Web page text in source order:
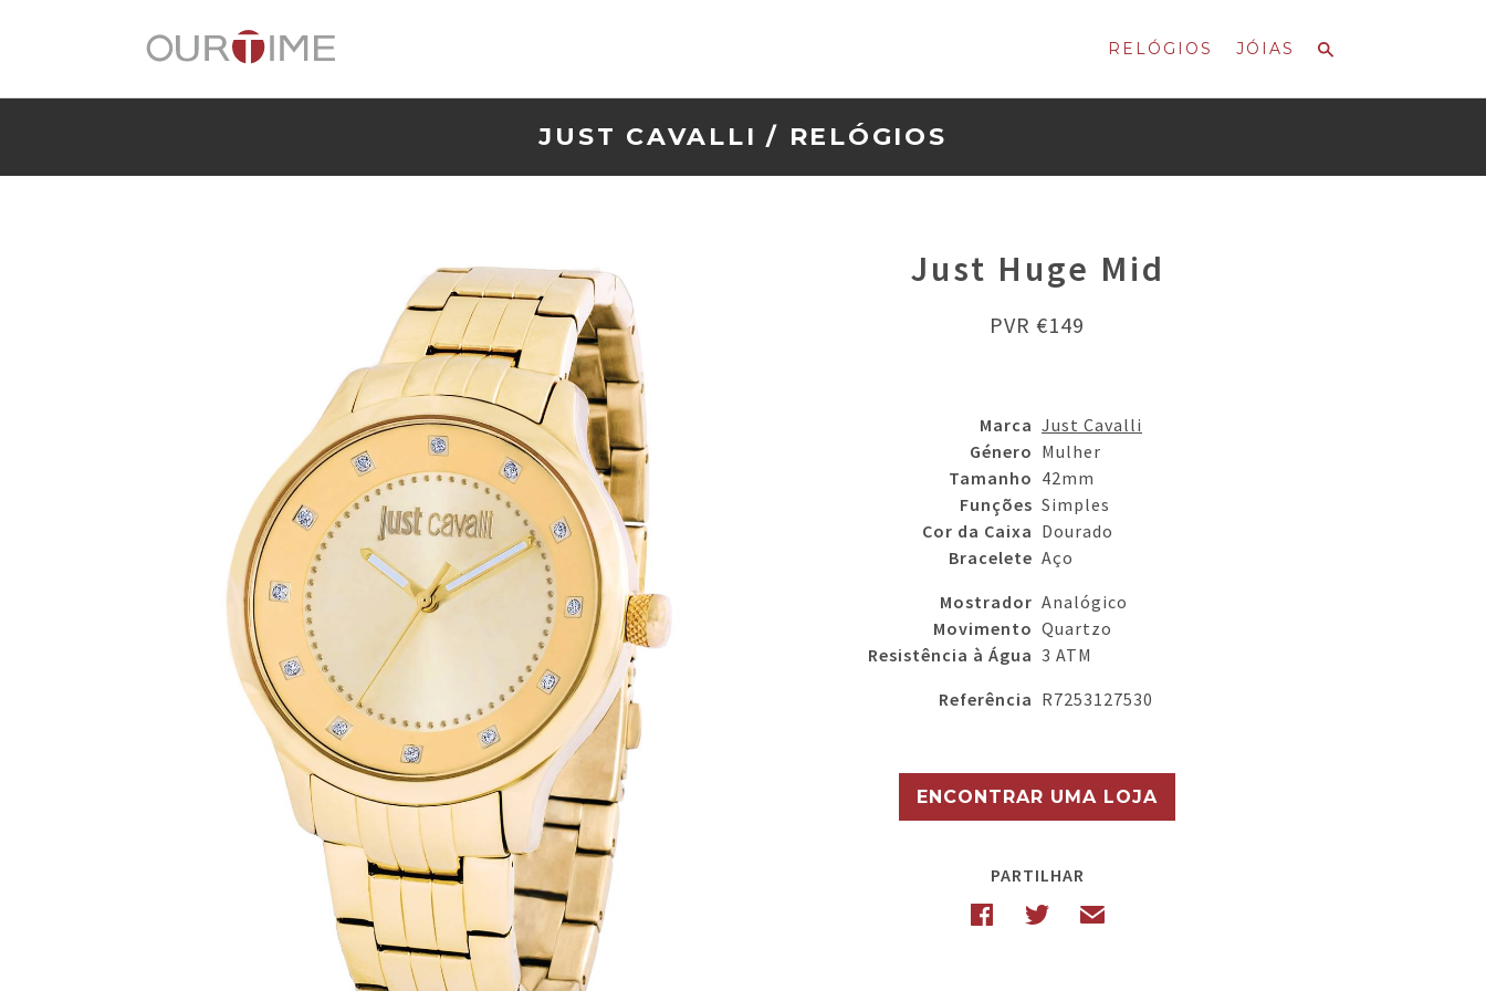
RELÓGIOS JÓIAS
JUST CAVALLI / RELÓGIOS
Just Huge Mid
PVR €149
Marca Just Cavalli
Género Mulher
Tamanho 42mm
Funções Simples
Cor da Caixa Dourado
Bracelete Aço
Mostrador Analógico
Movimento Quartzo
Resistência à Água 3 ATM
Referência R7253127530
ENCONTRAR UMA LOJA
PARTILHAR